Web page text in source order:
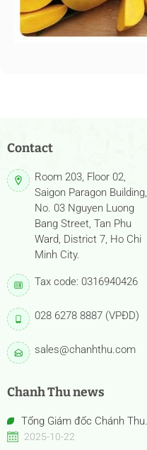
Contact
Room 203, Floor 02,
Saigon Paragon Building,
No. 03 Nguyen Luong
Bang Street, Tan Phu
Ward, District 7, Ho Chi
Minh City.
Tax code: 0316940426
028 6278 8887 (VPĐD)
sales@chanhthu.com
Chanh Thu news
Tổng Giám đốc Chánh Thu
Bến Tre – Bà Nguyễn Thị Hồng
2025-10-22